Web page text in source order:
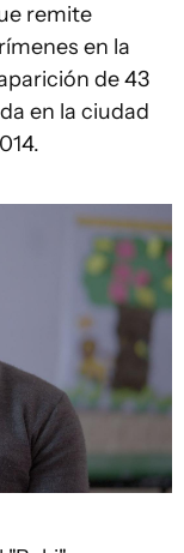
remite
en la
de 43
en la ciudad